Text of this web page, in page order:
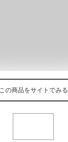
この商品をサイトでみる